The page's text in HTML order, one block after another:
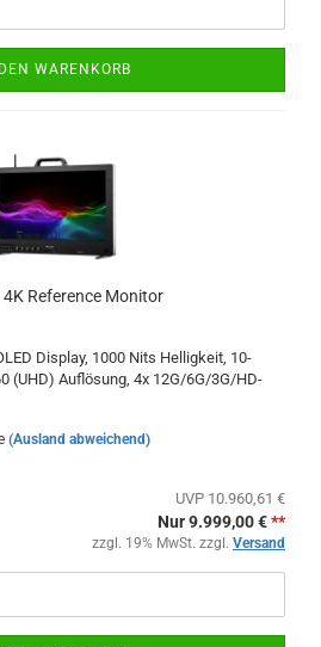
WARENKORB
Reference Monitor
Display, 1000 Nits Helligkeit, 10-
(UHD) Auflösung, 4x 12G/6G/3G/HD-
(Ausland abweichend)
UVP 10.960,61 €
Nur 9.999,00 €**
zzgl. 19% MwSt. zzgl. Versand